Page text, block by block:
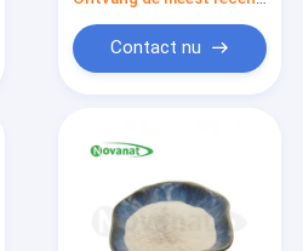
Contact nu